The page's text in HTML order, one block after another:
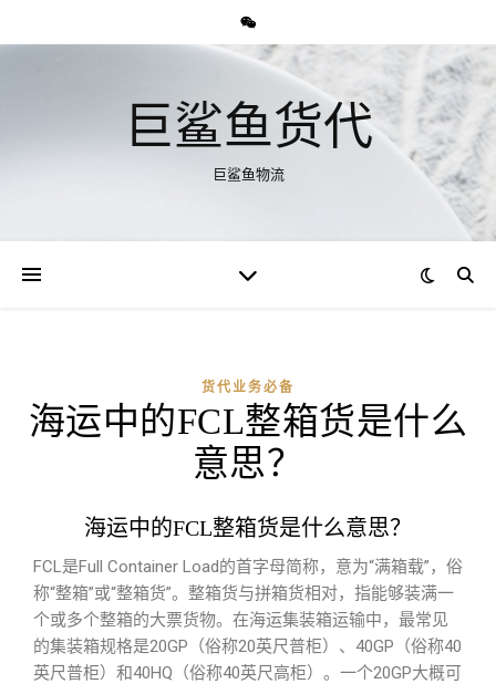
巨鲨鱼货代
巨鲨鱼物流
货代业务必备
海运中的FCL整箱货是什么
意思？
海运中的FCL整箱货是什么意思？
FCL是Full Container Load的首字母简称，意为“满箱载”，俗
称“整箱”或“整箱货”。整箱货与拼箱货相对，指能够装满一
个或多个整箱的大票货物。在海运集装箱运输中，最常见
的集装箱规格是20GP（俗称20英尺普柜）、40GP（俗称40
英尺普柜）和40HQ（俗称40英尺高柜）。一个20GP大概可